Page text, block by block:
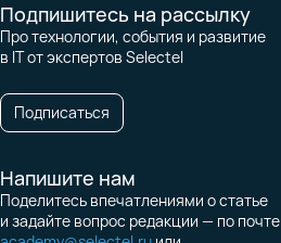
Подпишитесь на рассылку
Про технологии, события и развитие
в IT от экспертов Selectel
Подписаться
Напишите нам
Поделитесь впечатлениями о статье
и задайте вопрос редакции — по почте